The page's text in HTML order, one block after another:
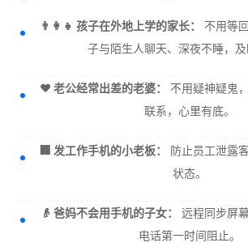
👨‍👩‍👧 孩子在外地上学的家长：
不用等
子与陌生人聊天、深夜不睡，及
❤️ 老公经常出差的老婆：
不用疑神疑鬼
联系，心里有底。
🏢 发工作手机的小老板：
防止员工泄露
状态。
👴 爸妈不会用手机的子女：
远程同步屏
电话第一时间阻止。